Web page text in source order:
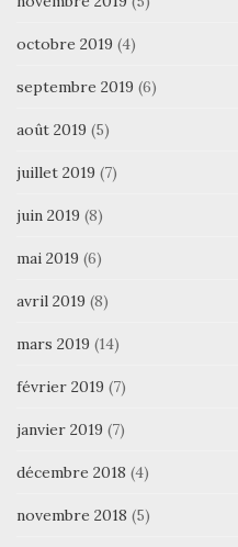
octobre 2019 (4)
septembre 2019 (6)
août 2019 (5)
juillet 2019 (7)
juin 2019 (8)
mai 2019 (6)
avril 2019 (8)
mars 2019 (14)
février 2019 (7)
janvier 2019 (7)
décembre 2018 (4)
novembre 2018 (5)